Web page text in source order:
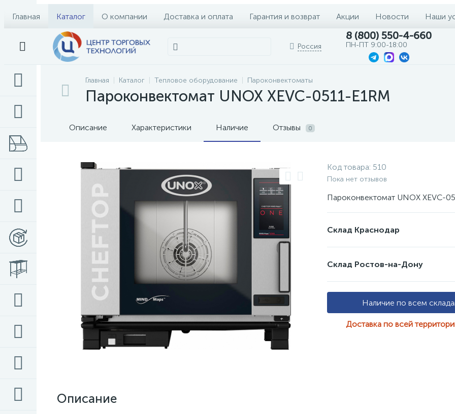
Главная Каталог О компании Доставка и оплата Гарантия и возврат Акции Новости Наши
Россия
8 (800) 550-4-660
ПН-ПТ 9:00-18:00
Главная Каталог Тепловое оборудование Пароконвектоматы
Пароконвектомат UNOX XEVC-0511-E1RM
Описание Характеристики Наличие Отзывы 0
Код товара: 510
Пока нет отзывов
Пароконвектомат UNOX XEVC-
Склад Краснодар
Склад Ростов-на-Дону
Наличие по всем
Доставка по всей
Описание